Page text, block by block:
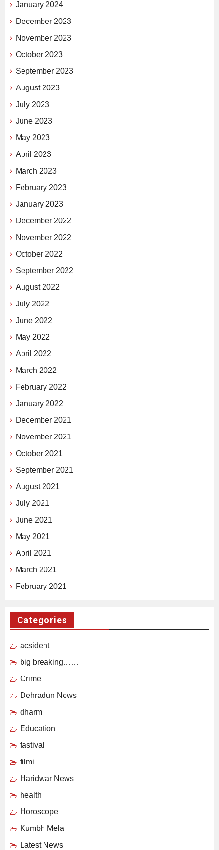
January 2024
December 2023
November 2023
October 2023
September 2023
August 2023
July 2023
June 2023
May 2023
April 2023
March 2023
February 2023
January 2023
December 2022
November 2022
October 2022
September 2022
August 2022
July 2022
June 2022
May 2022
April 2022
March 2022
February 2022
January 2022
December 2021
November 2021
October 2021
September 2021
August 2021
July 2021
June 2021
May 2021
April 2021
March 2021
February 2021
Categories
acsident
big breaking……
Crime
Dehradun News
dharm
Education
fastival
filmi
Haridwar News
health
Horoscope
Kumbh Mela
Latest News